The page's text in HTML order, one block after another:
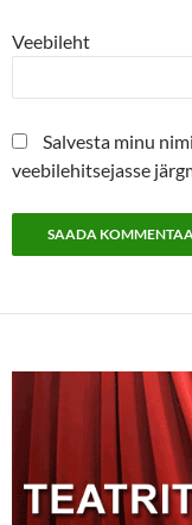
Veebileht
Salvesta minu
veebilehitsejasse